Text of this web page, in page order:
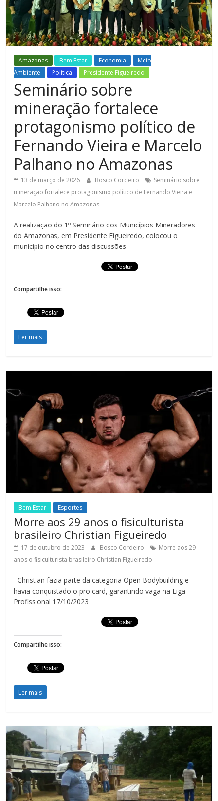
Figueiredo
Amazonas Bem Estar Economia
Meio
Ambiente
Politica Presidente Figueiredo
Seminário sobre
mineração fortalece
protagonismo político de
Fernando Vieira e Marcelo
Palhano no Amazonas
13 de março de 2026 Bosco Cordeiro
Seminário sobre
mineração fortalece protagonismo político de Fernando Vieira e
Marcelo Palhano no Amazonas
A realização do 1º Seminário dos Municípios Mineradores
do Amazonas, em Presidente Figueiredo, colocou o
município no centro das discussões
Compartilhe isso:
Ler mais
Bem Estar Esportes
Morre aos 29 anos o fisiculturista
brasileiro Christian Figueiredo
17 de outubro de 2023 Bosco Cordeiro
Morre aos 29
anos o fisiculturista brasileiro Christian Figueiredo
Christian fazia parte da categoria Open Bodybuilding e
havia conquistado o pro card, garantindo vaga na Liga
Profissional 17/10/2023
Compartilhe isso:
Ler mais